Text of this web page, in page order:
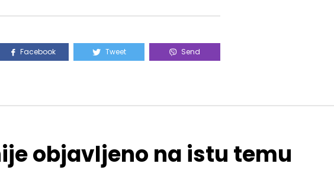
Facebook Tweet Send
objavljeno na istu temu